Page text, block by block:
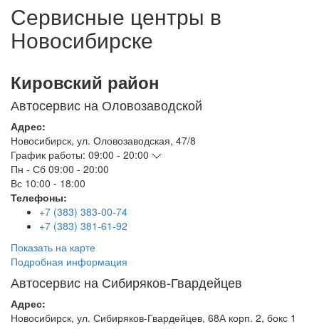
Сервисные центры в
Новосибирске
Кировский район
Автосервис на Оловозаводской
Адрес:
Новосибирск, ул. Оловозаводская, 47/8
График работы: 09:00 - 20:00
Пн - Сб 09:00 - 20:00
Вс 10:00 - 18:00
Телефоны:
+7 (383) 383-00-74
+7 (383) 381-61-92
Показать на карте
Подробная информация
Автосервис на Сибиряков-Гвардейцев
Адрес:
Новосибирск, ул. Сибиряков-Гвардейцев, 68А корп. 2, бокс 1